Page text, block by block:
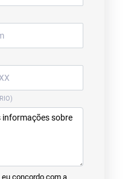
concordo com a